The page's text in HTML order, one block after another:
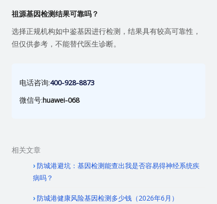
祖源基因检测结果可靠吗？
选择正规机构如中鉴基因进行检测，结果具有较高可靠性，
但仅供参考，不能替代医生诊断。
电话咨询:400-928-8873
微信号:huawei-068
相关文章
防城港避坑：基因检测能查出我是否容易得神经系统疾
病吗？
防城港健康风险基因检测多少钱（2026年6月）